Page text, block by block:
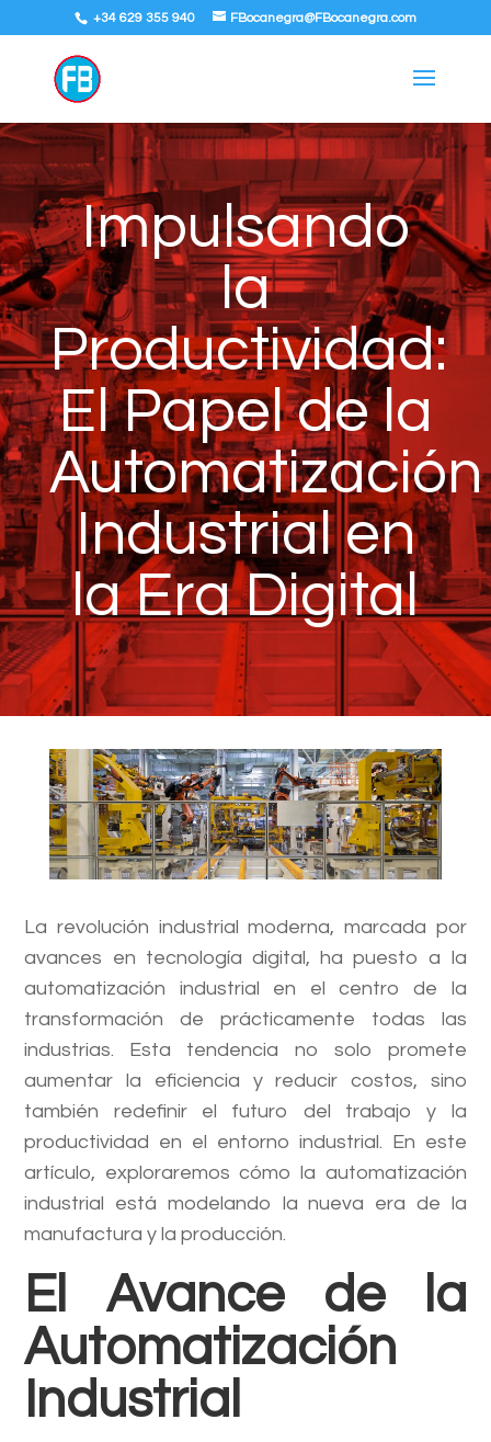
+34 629 355 940 FBocanegra@FBocanegra.com
Impulsando
la
Productividad:
El Papel de la
Automatización
Industrial en
la Era Digital
La revolución industrial moderna, marcada por
avances en tecnología digital, ha puesto a la
automatización industrial en el centro de la
transformación de prácticamente todas las
industrias. Esta tendencia no solo promete
aumentar la eficiencia y reducir costos, sino
también redefinir el futuro del trabajo y la
productividad en el entorno industrial. En este
artículo, exploraremos cómo la automatización
industrial está modelando la nueva era de la
manufactura y la producción.
El Avance de la
Automatización
Industrial